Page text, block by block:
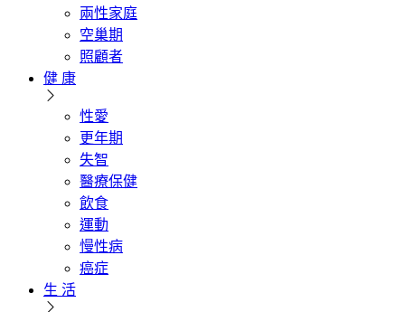
兩性家庭
空巢期
照顧者
健 康
性愛
更年期
失智
醫療保健
飲食
運動
慢性病
癌症
生 活